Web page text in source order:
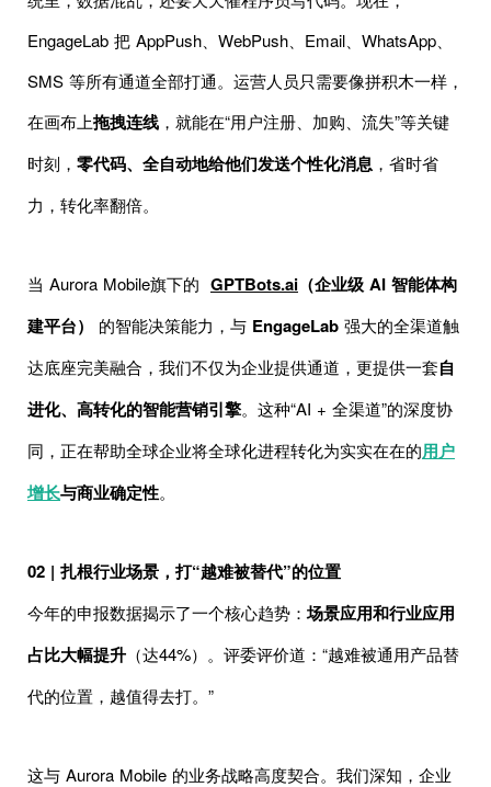
EngageLab 把 AppPush、WebPush、Email、WhatsApp、
SMS 等所有通道全部打通。运营人员只需要像拼积木一样，
在画布上拖拽连线 ，就能在“用户注册、加购、流失”等关键
时刻， 零代码、全自动地给他们发送个性化消息 ，省时省
力，转化率翻倍。
当 Aurora Mobile旗下的 GPTBots.ai （企业级 AI 智能体构
建平台）
的智能决策能力，与 EngageLab 强大的全渠道触
达底座完美融合，我们不仅为企业提供通道，更提供一套自
进化、高转化的智能营销引擎。这种“AI + 全渠道”的深度协
同，正在帮助全球企业将全球化进程转化为实实在在的用户
增长与商业确定性。
02 | 扎根行业场景，打“越难被替代”的位置
今年的申报数据揭示了一个核心趋势：场景应用和行业应用
占比大幅提升 （达44%）。评委评价道：“越难被通用产品替
代的位置，越值得去打。”
这与 Aurora Mobile 的业务战略高度契合。我们深知，企业